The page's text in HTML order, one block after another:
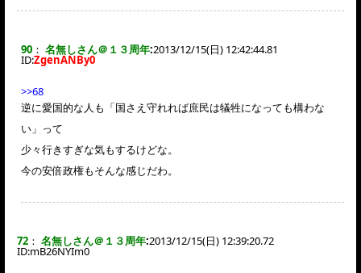
90 ： 名無しさん＠１３周年:2013/12/15(日) 12:42:44.81
ID:ZgenANBy0
>>68
逆に愛国的な人も「国さえ守れれば庶民は犠牲になっても構わな
い」って
少々行きすぎな気もするけどな。
今の安倍政権もそんな感じだわ。
72 ： 名無しさん＠１３周年:2013/12/15(日) 12:39:20.72
ID:mB26NYIm0